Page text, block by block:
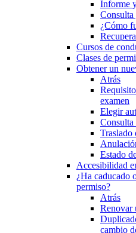
Informe
Consulta
¿Cómo
Cursos de
Clases de
Obtener un
Atrás
examen
Elegir
Consulta
Traslado
Estado
Accesibilidad
¿Ha caducado
permiso?
Atrás
Renovar
cambio